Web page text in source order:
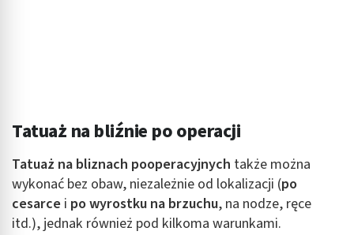
Tatuaż na bliźnie po operacji
Tatuaż na bliznach pooperacyjnych także można
wykonać bez obaw, niezależnie od lokalizacji (po
cesarce i po wyrostku na brzuchu, na nodze, ręce
itd.), jednak również pod kilkoma warunkami.